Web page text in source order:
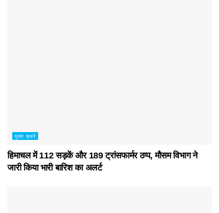
मुख्य ख़बरें
हिमाचल में 112 सड़कें और 189 ट्रांसफार्मर ठप्प, मौसम विभाग ने
जारी किया भारी बारिश का अलर्ट